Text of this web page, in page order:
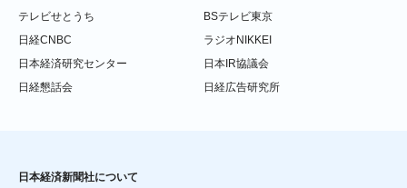
テレビせとうち
BSテレビ東京
日経CNBC
ラジオNIKKEI
日本経済研究センター
日本IR協議会
日経懇話会
日経広告研究所
日本経済新聞社について